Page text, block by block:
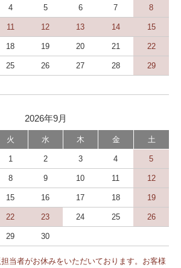
4 5 6 7 8
11 12 13 14 15
18 19 20 21 22
25 26 27 28 29
2026年9月
火 水 木 金 土
1 2 3 4 5
8 9 10 11 12
15 16 17 18 19
22 23 24 25 26
29 30
当者がお休みをいただいております。お客様